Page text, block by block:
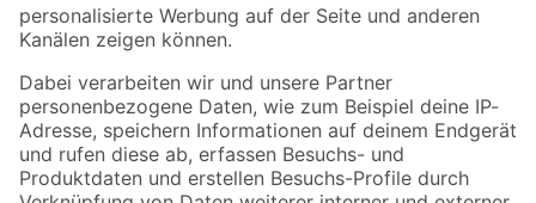
Folge uns
Zahlungsarten Versandarten